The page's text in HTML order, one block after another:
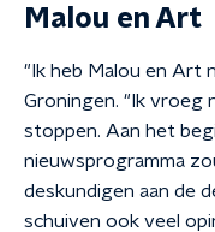
Malou en Art
"Ik heb Malou en Art
Groningen. "Ik vroeg
stoppen. Aan het
nieuwsprogramma
deskundigen aan de
schuiven ook veel